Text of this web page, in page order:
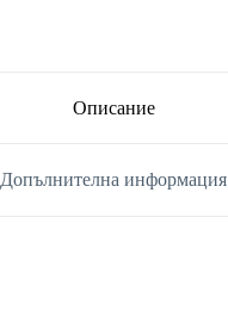
Описание
Допълнителна информация